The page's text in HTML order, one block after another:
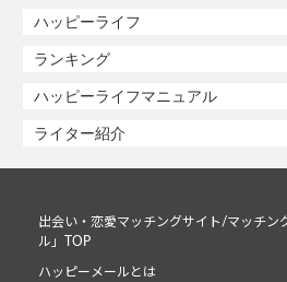
ハッピーライフ
ランキング
ハッピーライフマニュアル
ライター紹介
出会い・恋愛マッチングサイト/マッチン
ル」TOP
ハッピーメールとは